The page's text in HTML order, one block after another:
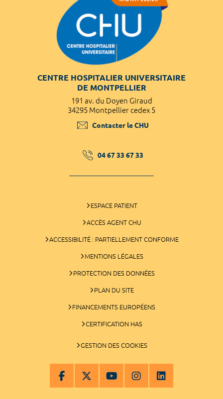
CENTRE HOSPITALIER UNIVERSITAIRE
DE MONTPELLIER
191 av. du Doyen Giraud
34295 Montpellier cedex 5
Contacter le CHU
04 67 33 67 33
ESPACE PATIENT
ACCÈS AGENT CHU
ACCESSIBILITÉ : PARTIELLEMENT CONFORME
MENTIONS LÉGALES
PROTECTION DES DONNÉES
PLAN DU SITE
FINANCEMENTS EUROPÉENS
CERTIFICATION HAS
GESTION DES COOKIES